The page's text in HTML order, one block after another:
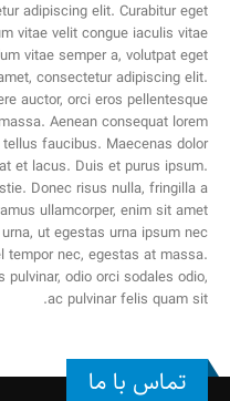
adipiscing elit. Curabitur eget
vitae velit congue iaculis vitae
vitae semper a, volutpat eget
consectetur adipiscing elit.
auctor, orci eros pellentesque
Aenean consequat lorem
faucibus. Maecenas dolor
et lacus. Duis et purus ipsum.
Donec risus nulla, fringilla a
ullamcorper, enim sit amet
ut egestas urna ipsum nec
tempor nec, egestas at massa.
odio orci sodales odio,
ac pulvinar felis quam sit.
تماس با ما